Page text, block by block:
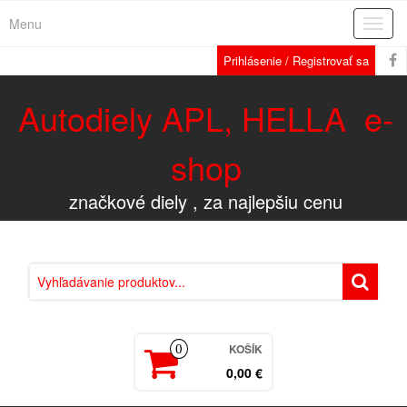
Menu
Prihlásenie / Registrovať sa
Autodiely APL, HELLA e-
shop
značkové diely , za najlepšiu cenu
0 KOŠÍK
0,00 €